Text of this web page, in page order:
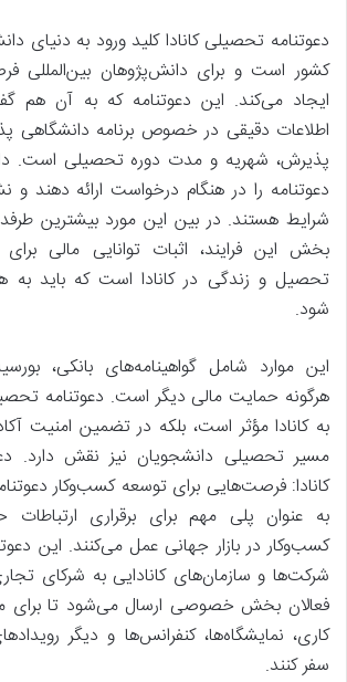
دعوتنامه تحصیلی کانادا کلید ورود به دنیای
کشور است و برای دانش‌پژوهان بین‌المللی
ایجاد می‌کند. این دعوتنامه که به آن هم
اطلاعات دقیقی در خصوص برنامه دانشگاهی
پذیرش، شهریه و مدت دوره تحصیلی است.
دعوتنامه را در هنگام درخواست ارائه دهند
شرایط هستند. در بین این مورد بیشترین
بخش این فرایند، اثبات توانایی مالی
تحصیل و زندگی در کانادا است که باید به
شود.
این موارد شامل گواهینامه‌های بانکی،
هرگونه حمایت مالی دیگر است. دعوتنامه
به کانادا مؤثر است، بلکه در تضمین امنیت
مسیر تحصیلی دانشجویان نیز نقش دارد.
کانادا: فرصت‌هایی برای توسعه کسب‌وکار
به عنوان پلی مهم برای برقراری
کسب‌وکار در بازار جهانی عمل می‌کنند. این
شرکت‌ها و سازمان‌های کانادایی به شرکای
فعالان بخش خصوصی ارسال می‌شود تا برای
کاری، نمایشگاه‌ها، کنفرانس‌ها و دیگر
سفر کنند.